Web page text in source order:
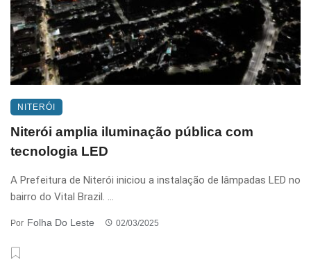
NITERÓI
Niterói amplia iluminação pública com
tecnologia LED
A Prefeitura de Niterói iniciou a instalação de lâmpadas LED no
bairro do Vital Brazil. ...
Por Folha Do Leste 02/03/2025